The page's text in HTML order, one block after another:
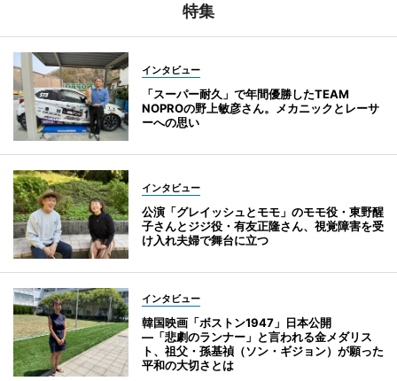
特集
インタビュー
「スーパー耐久」で年間優勝したTEAM
NOPROの野上敏彦さん。メカニックとレーサ
ーへの思い
インタビュー
公演「グレイッシュとモモ」のモモ役・東野醒
子さんとジジ役・有友正隆さん、視覚障害を受
け入れ夫婦で舞台に立つ
インタビュー
韓国映画「ボストン1947」日本公開
―「悲劇のランナー」と言われる金メダリス
ト、祖父・孫基禎（ソン・ギジョン）が願った
平和の大切さとは